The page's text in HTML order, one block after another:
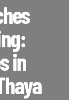
in